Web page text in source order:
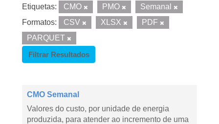
Etiquetas: CMO PMO
Semanal
Formatos:
CSV XLSX
PDF
PARQUET
Filtrar Resultados
CMO Semanal
Valores do custo, por unidade de energia
produzida, para atender ao incremento de uma